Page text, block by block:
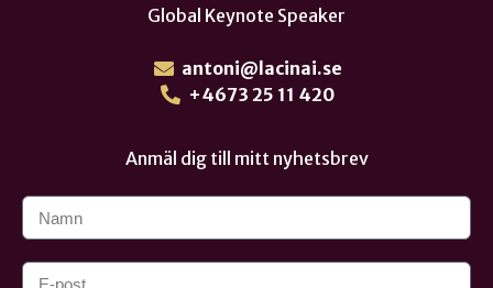
Global Keynote Speaker
antoni@lacinai.se
+4673 25 11 420
Anmäl dig till mitt nyhetsbrev